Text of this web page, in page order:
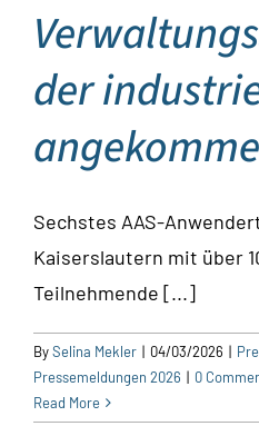
der
Sechstes AAS-
Kaiserslautern mit über
Teilnehmende [...]
BySelina Mekler | 04/03/2026 |
Pressemeldungen 2026 | 0
Read More